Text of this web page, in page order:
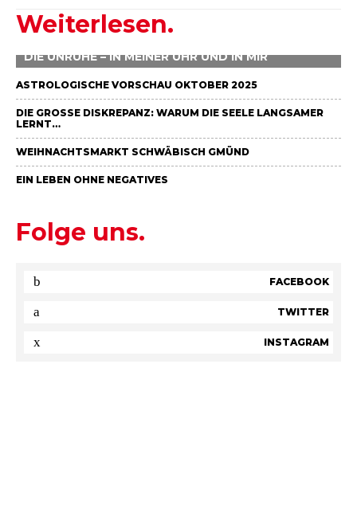
Weiterlesen.
DIE UNRUHE – IN MEINER UHR UND IN MIR
ASTROLOGISCHE VORSCHAU OKTOBER 2025
DIE GROSSE DISKREPANZ: WARUM DIE SEELE LANGSAMER L
ERNT…
WEIHNACHTSMARKT SCHWÄBISCH GMÜND
EIN LEBEN OHNE NEGATIVES
Folge uns.
FACEBOOK
TWITTER
INSTAGRAM